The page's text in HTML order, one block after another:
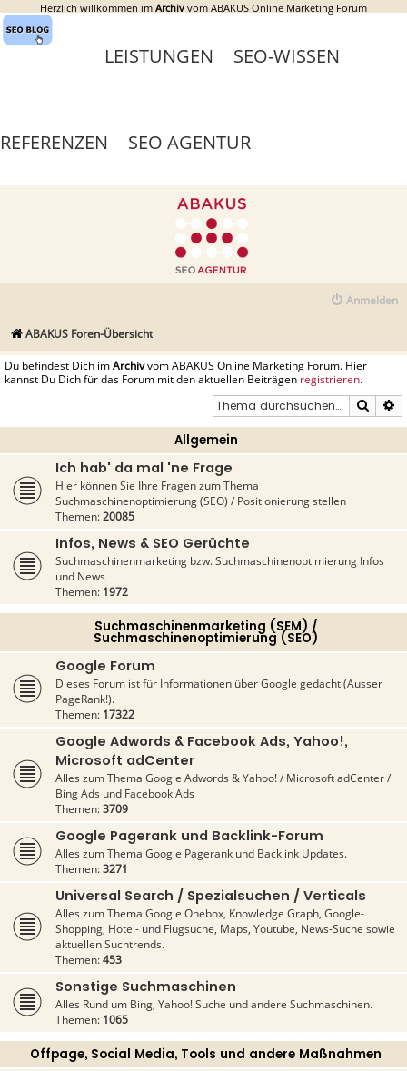
Herzlich willkommen im Archiv vom ABAKUS Online Marketing Forum
LEISTUNGEN SEO-WISSEN
REFERENZEN SEO AGENTUR
Anmelden
ABAKUS Foren-Übersicht
Du befindest Dich imArchivvom ABAKUS Online Marketing Forum. Hier
kannst Du Dich für das Forum mit den aktuellen Beiträgen registrieren.
Suche
Allgemein
Ich hab' da mal 'ne Frage
Hier können Sie Ihre Fragen zum Thema
Suchmaschinenoptimierung (SEO) / Positionierung stellen
Themen:20085
Infos, News & SEO Gerüchte
Suchmaschinenmarketing bzw. Suchmaschinenoptimierung Infos
und News
Themen: 1972
Suchmaschinenmarketing (SEM) /
Suchmaschinenoptimierung (SEO)
Google Forum
Dieses Forum ist für Informationen über Google gedacht (Ausser
PageRank!).
Themen: 17322
Google Adwords & Facebook Ads, Yahoo!,
Microsoft adCenter
Alles zum Thema Google Adwords & Yahoo! / Microsoft adCenter /
Bing Ads und Facebook Ads
Themen:3709
Google Pagerank und Backlink-Forum
Alles zum Thema Google Pagerank und Backlink Updates.
Themen:3271
Universal Search / Spezialsuchen / Verticals
Alles zum Thema Google Onebox, Knowledge Graph, Google-
Shopping, Hotel- und Flugsuche, Maps, Youtube, News-Suche sowie
aktuellen Suchtrends.
Themen:453
Sonstige Suchmaschinen
Alles Rund um Bing, Yahoo! Suche und andere Suchmaschinen.
Themen: 1065
Offpage, Social Media, Tools und andere Maßnahmen